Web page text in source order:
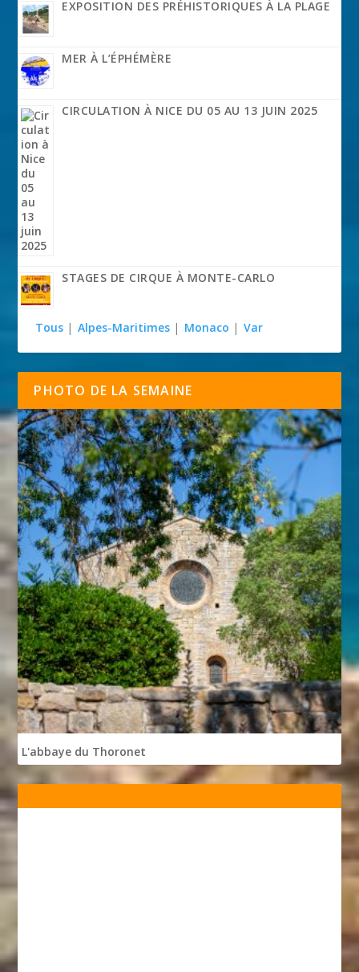
EXPOSITION DES PRÉHISTORIQUES À LA PLAGE
MER À L’ÉPHÉMÈRE
CIRCULATION À NICE DU 05 AU 13 JUIN 2025
STAGES DE CIRQUE À MONTE-CARLO
Tous | Alpes-Maritimes | Monaco | Var
PHOTO DE LA SEMAINE
L'abbaye du Thoronet